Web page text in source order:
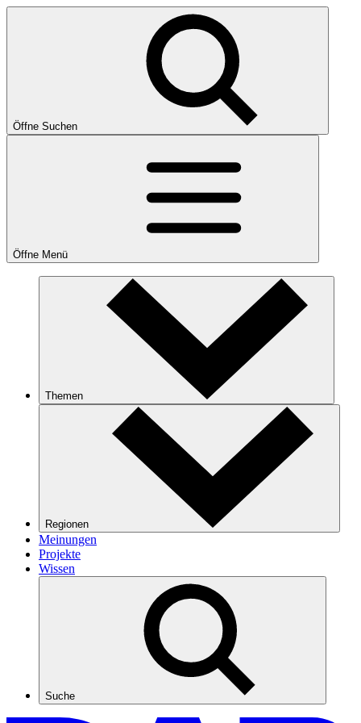
Öffne Suchen
Öffne Menü
Themen
Regionen
Meinungen
Projekte
Wissen
Suche